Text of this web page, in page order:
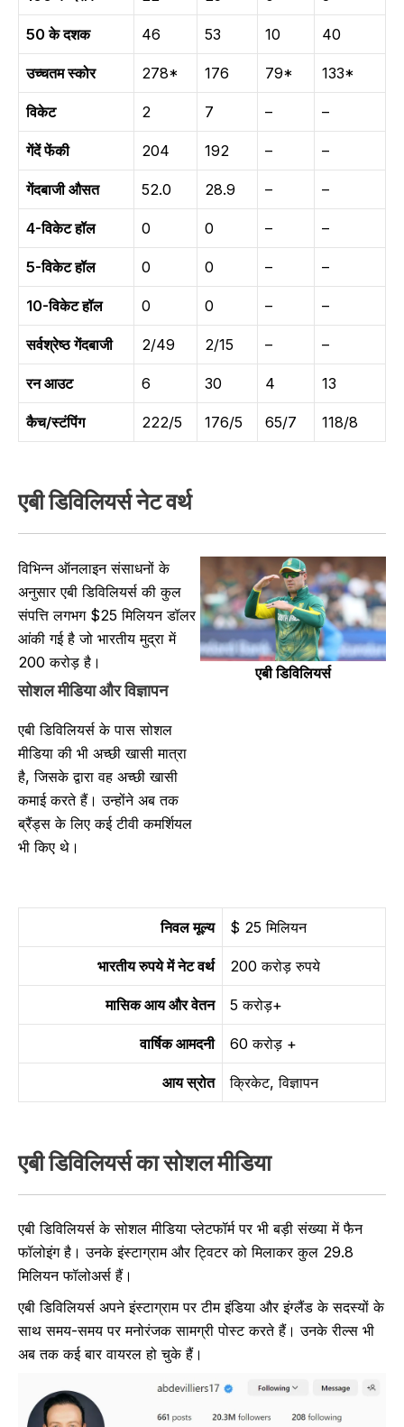
50 के दशक 46 53 10 40
उच्चतम स्कोर 278* 176 79* 133*
विकेट 2 7 – –
गेंदें फेंकी 204 192 – –
गेंदबाजी औसत 52.0 28.9 – –
4-विकेट हॉल 0 0 – –
5-विकेट हॉल 0 0 – –
10-विकेट हॉल 0 0 – –
सर्वश्रेष्ठ गेंदबाजी 2/49 2/15 – –
रन आउट 6 30 4 13
कैच/स्टंपिंग 222/5 176/5 65/7 118/8
एबी डिविलियर्सनेट वर्थ
विभिन्न ऑनलाइन संसाधनों के
अनुसार एबी डिविलियर्स की कुल
संपत्ति लगभग $25 मिलियन डॉलर
आंकी गई है जो भारतीय मुद्रा में
200 करोड़ है।
सोशल मीडिया और विज्ञापन
एबी डिविलियर्स के पास सोशल
मीडिया की भी अच्छी खासी मात्रा
है, जिसके द्वारा वह अच्छी खासी
कमाई करते हैं। उन्होंने अब तक
ब्रैंड्स के लिए कई टीवी कमर्शियल
भी किए थे।
एबी डिविलियर्स
निवल मूल्य $ 25 मिलियन
भारतीय रुपये में नेट वर्थ 200 करोड़ रुपये
मासिक आय और वेतन 5 करोड़+
वार्षिक आमदनी 60 करोड़ +
आय स्रोत क्रिकेट, विज्ञापन
एबी डिविलियर्स का सोशल मीडिया
एबी डिविलियर्स के सोशल मीडिया प्लेटफॉर्म पर भी बड़ी संख्या में फैन
फॉलोइंग है। उनके इंस्टाग्राम और ट्विटर को मिलाकर कुल 29.8
मिलियन फॉलोअर्स हैं।
एबी डिविलियर्स अपने इंस्टाग्राम पर टीम इंडिया और इंग्लैंड के सदस्यों के
साथ समय-समय पर मनोरंजक सामग्री पोस्ट करते हैं। उनके रील्स भी
अब तक कई बार वायरल हो चुके हैं।